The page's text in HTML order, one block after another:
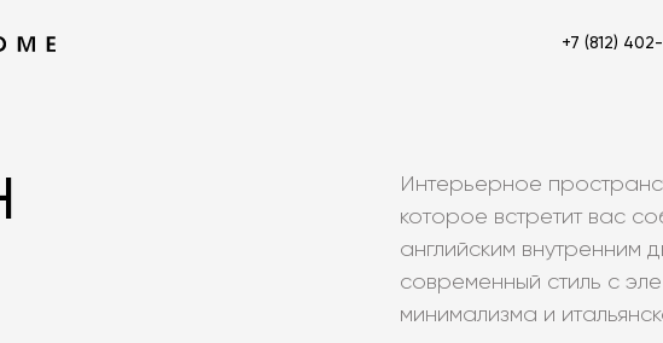
+7 (812)
Интерьерное
которое встретит вас
английским внутренним
современный стиль с
минимализма и